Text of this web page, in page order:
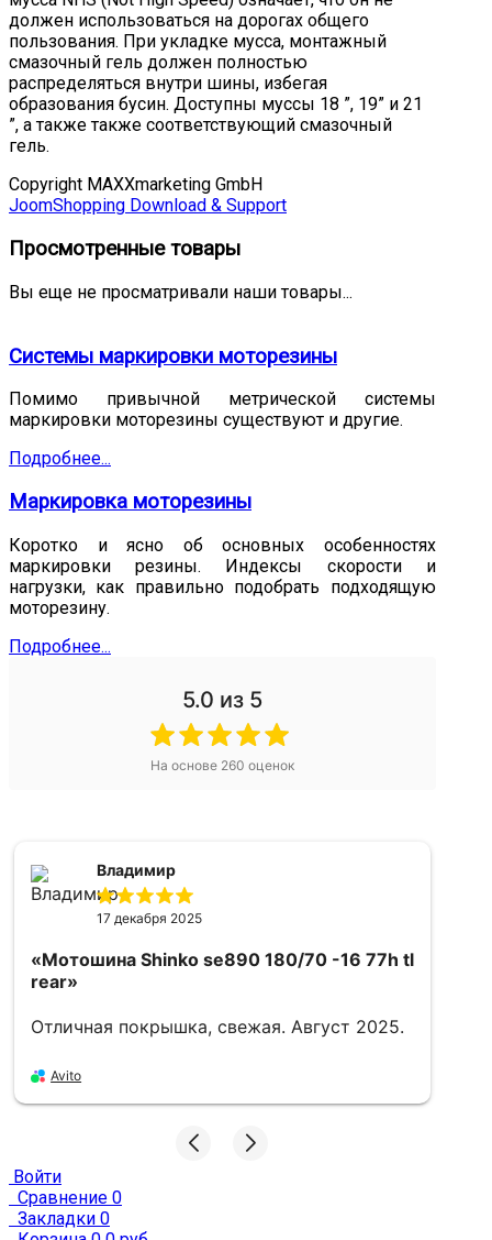
должен использоваться на дорогах общего
пользования. При укладке мусса, монтажный
смазочный гель должен полностью
распределяться внутри шины, избегая
образования бусин. Доступны муссы 18 ”, 19” и 21
”, а также также соответствующий смазочный
гель.
Copyright MAXXmarketing GmbH
JoomShopping Download & Support
Просмотренные товары
Вы еще не просматривали наши товары...
Системы маркировки моторезины
Помимо привычной метрической системы
маркировки моторезины существуют и другие.
Подробнее...
Маркировка моторезины
Коротко и ясно об основных особенностях
маркировки резины. Индексы скорости и
нагрузки, как правильно подобрать подходящую
моторезину.
Подробнее...
5.0 из 5
На основе 260 оценок
Владимир
17 декабря 2025
«Мотошина Shinko se890 180/70 -16 77h tl
rear»
Отличная покрышка, свежая. Август 2025.
Avito
Войти
Сравнение 0
Закладки 0